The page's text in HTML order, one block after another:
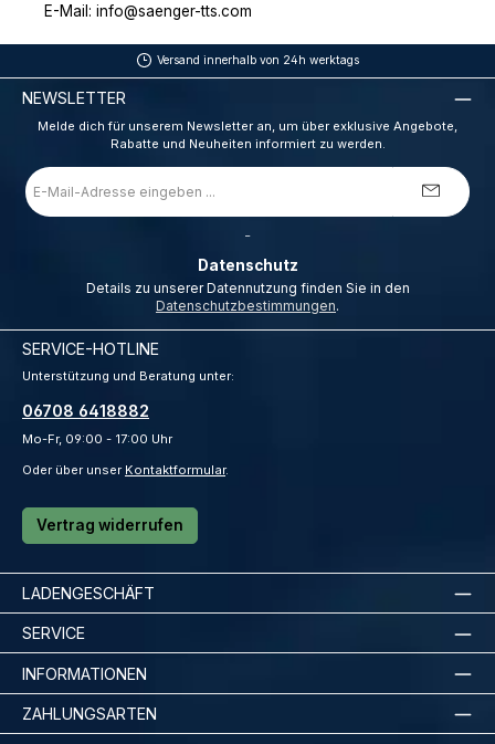
E-Mail: info@saenger-tts.com
Versand innerhalb von 24h werktags
NEWSLETTER
Melde dich für unserem Newsletter an, um über exklusive Angebote,
Rabatte und Neuheiten informiert zu werden.
E-
Mail-
Adresse
Datenschutz
Datenschutzbestimmungen.
SERVICE-HOTLINE
Unterstützung und Beratung unter:
06708 6418882
Mo-Fr, 09:00 - 17:00 Uhr
Oder über unser Kontaktformular.
Vertrag widerrufen
LADENGESCHÄFT
SERVICE
INFORMATIONEN
ZAHLUNGSARTEN